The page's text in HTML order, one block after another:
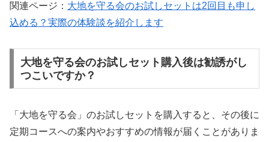
関連ページ： 大地を守る会のお試しセットは2回目も申し
込める？実際の体験談を紹介します
大地を守る会のお試しセット購入後は勧誘がし
つこいですか？
「大地を守る会」のお試しセットを購入すると、その後に
定期コースへの案内やおすすめの情報が届くことがありま